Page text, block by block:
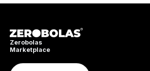
Zerobolas
Marketplace